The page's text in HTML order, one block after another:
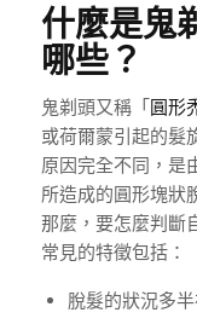
什麼是鬼
哪些？
鬼剃頭又稱「 圓形
或荷爾蒙引起的髮
原因完全不同，是
所造成的圓形塊狀
那麼，要怎麼判斷
常見的特徵包括：
脫髮的狀況多